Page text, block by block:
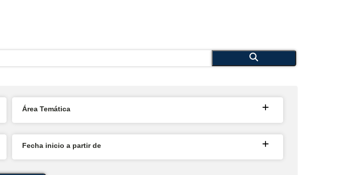
Área Temática
Fecha inicio a partir de